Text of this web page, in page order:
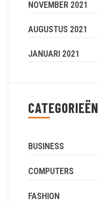
NOVEMBER 2021
AUGUSTUS 2021
JANUARI 2021
CATEGORIEËN
BUSINESS
COMPUTERS
FASHION